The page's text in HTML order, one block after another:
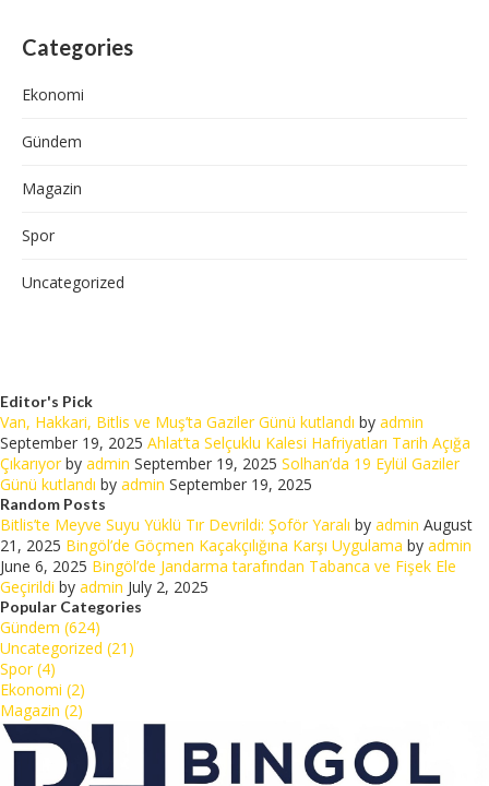
Categories
Ekonomi
Gündem
Magazin
Spor
Uncategorized
Editor's Pick
Van, Hakkari, Bitlis ve Muş’ta Gaziler Günü kutlandı by admin
September 19, 2025 Ahlat’ta Selçuklu Kalesi Hafriyatları Tarih Açığa
Çıkarıyorby admin September 19, 2025 Solhan’da 19 Eylül Gaziler
Günü kutlandı by admin September 19, 2025
Random Posts
Bitlis’te Meyve Suyu Yüklü Tır Devrildi: Şoför Yaralı by admin August
21, 2025 Bingöl’de Göçmen Kaçakçılığına Karşı Uygulama by admin
June 6, 2025 Bingöl’de Jandarma tarafından Tabanca ve Fişek Ele
Geçirildi by admin July 2, 2025
Popular Categories
Gündem (624)
Uncategorized (21)
Spor (4)
Ekonomi (2)
Magazin (2)